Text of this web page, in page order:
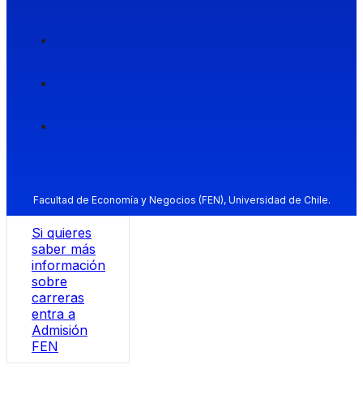
Facultad de Economía y Negocios (FEN), Universidad de Chile.
Si quieres
saber más
información
sobre
carreras
entra a
Admisión
FEN